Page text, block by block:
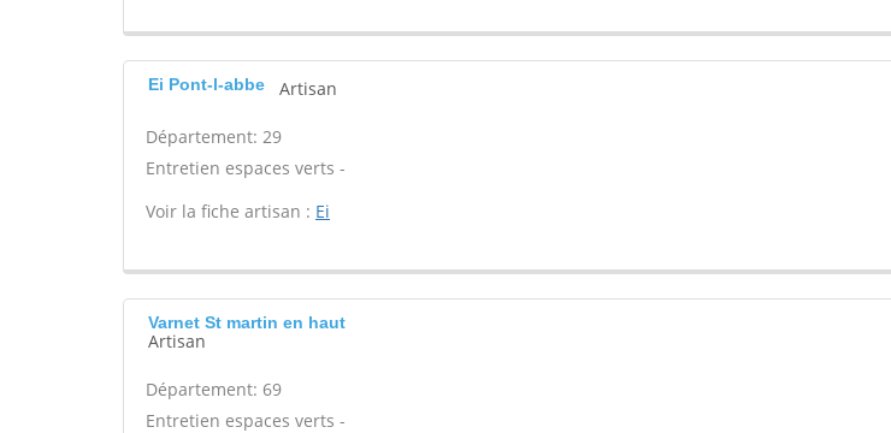
Ei Pont-l-abbe Artisan
Département: 29
Entretien espaces verts -
Voir la fiche artisan : Ei
Varnet St martin en haut
Artisan
Département: 69
Entretien espaces verts -